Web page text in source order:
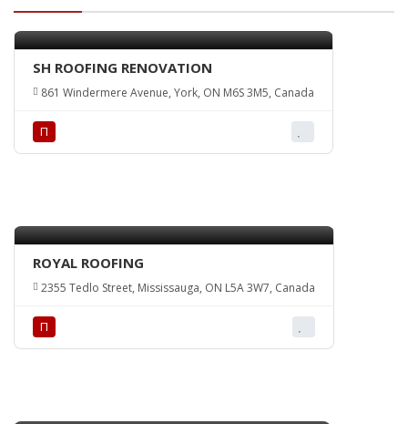
SH ROOFING RENOVATION
861 Windermere Avenue, York, ON M6S 3M5, Canada
П
ROYAL ROOFING
2355 Tedlo Street, Mississauga, ON L5A 3W7, Canada
П